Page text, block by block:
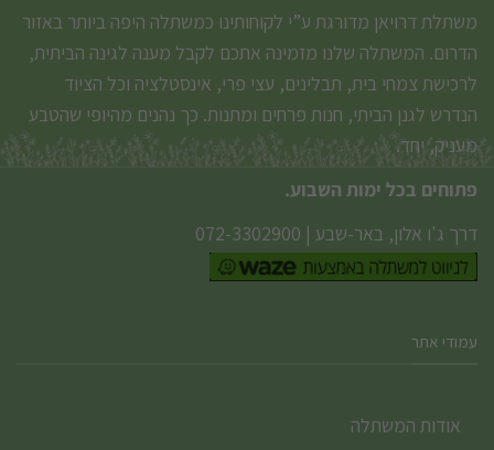
משתלת דרויאן מדורגת ע”י לקוחותינו כמשתלה היפה ביותר באזור
הדרום. המשתלה שלנו מזמינה אתכם לקבל מענה לגינה הביתית,
לרכישת צמחי בית, תבלינים, עצי פרי, אינסטלציה וכל הציוד
הנדרש לגנן הביתי, חנות פרחים ומתנות. כך נהנים מהיופי שהטבע
מעניק, יחד.
פתוחים בכל ימות השבוע.
דרך ג'ו אלון, באר-שבע |
072-3302900
עמודי אתר
אודות המשתלה